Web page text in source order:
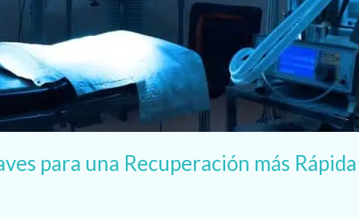
para una Recuperación más